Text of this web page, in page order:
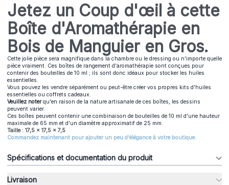
Jetez un Coup d'œil à cette
Boîte d'Aromathérapie en
Bois de Manguier en Gros.
Cette jolie pièce sera magnifique dans la chambre ou le dressing ou n'importe quelle
pièce vraiment. Ces boîtes de rangement d'aromathérapie sont conçues pour
contenir des bouteilles de 10 ml ; ils sont donc idéaux pour stocker les huiles
essentielles.
Vous pouvez les vendre séparément ou peut-être créer vos propres kits d'huiles
essentielles ou coffrets cadeaux.
Veuillez noterqu'en raison de la nature artisanale de ces boîtes, les dessins
peuvent varier.
Ces boîtes peuvent contenir une combinaison de bouteilles de 10 ml d'une hauteur
maximale de 65 mm et d'un diamètre approximatif de 25 mm.
Taille : 17,5 x 17,5 x 7,5
Commandez maintenant pour ajouter un peu d'élégance à votre boutique.
Spécifications et documentation du produit
Livraison